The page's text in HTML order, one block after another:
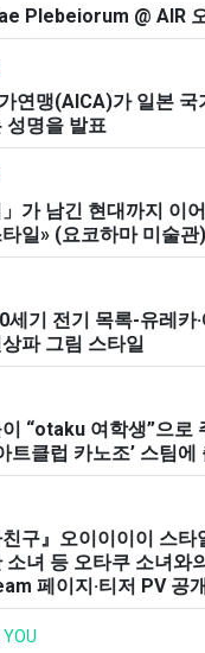
Plebeiorum @ AIR
연맹(AICA)가 일본 국
성명을 발표
」가 남긴 현대까지 이
일» (요코하마 미술관
세기 전기 목록-유레카
파 그림 스타일
“otaku 여학생”으로
트클럽 카노조’ 스팀에
친구』오이이이이 스
소녀 등 오타쿠 소녀와
페이지·티저 PV 공개